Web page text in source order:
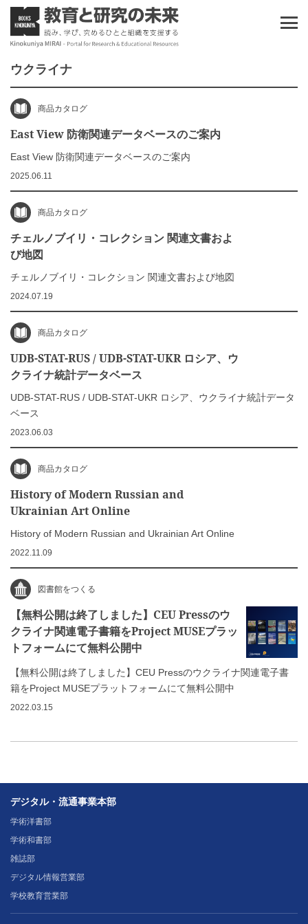
ウクライナ
商品カタログ
East View 防衛関連データベースのご案内
East View 防衛関連データベースのご案内
2025.06.11
商品カタログ
チェルノブイリ・コレクション 関連文書およ
び地図
チェルノブイリ・コレクション 関連文書および地図
2024.07.19
商品カタログ
UDB-STAT-RUS / UDB-STAT-UKR ロシア、ウ
クライナ統計データベース
UDB-STAT-RUS / UDB-STAT-UKR ロシア、ウクライナ統計データ
ベース
2023.06.03
商品カタログ
History of Modern Russian and
Ukrainian Art Online
History of Modern Russian and Ukrainian Art Online
2022.11.09
図書館をつくる
【無料公開は終了しました】CEU Pressのウ
クライナ関連電子書籍をProject MUSEプラッ
トフォームにて無料公開中
【無料公開は終了しました】CEU Pressのウクライナ関連電子書
籍をProject MUSEプラットフォームにて無料公開中
2022.03.15
デジタル・流通事業本部
学術洋書部
学術和書部
雑誌部
デジタル情報営業部
学校教育営業部